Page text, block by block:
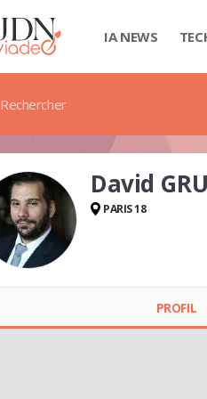
IA NEWS
Rechercher
David
PARIS 18
PROFIL